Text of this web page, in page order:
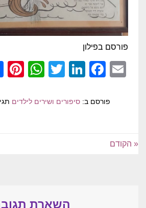
פורסם בפילון
Email
Facebook
LinkedIn
Twitter
פורסם ב:סיפורים ושירים לילדים
« הקודם
השארת